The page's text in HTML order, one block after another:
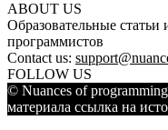
ABOUT US
Образовательные
программистов
Contact us:
FOLLOW US
© Nuances of
материала ссылка на